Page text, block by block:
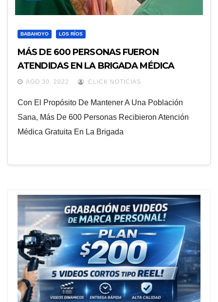
BABAHOYO LOS RÍOS
MÁS DE 600 PERSONAS FUERON
ATENDIDAS EN LA BRIGADA MÉDICA
“CONVOY DE LA SALUD”
AGO 30, 2022 CLICK NOTICIAS
Con El Propósito De Mantener A Una Población
Sana, Más De 600 Personas Recibieron Atención
Médica Gratuita En La Brigada